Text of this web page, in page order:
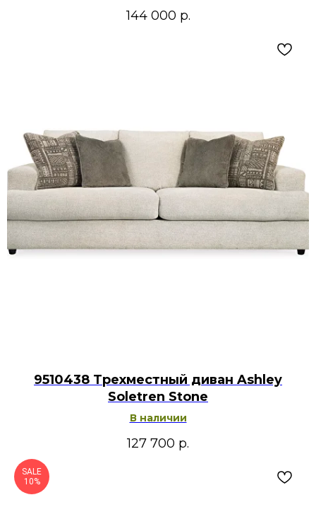
144 000 р.
9510438 Трехместный диван Ashley
Soletren Stone
В наличии
127 700 р.
SALE
10%